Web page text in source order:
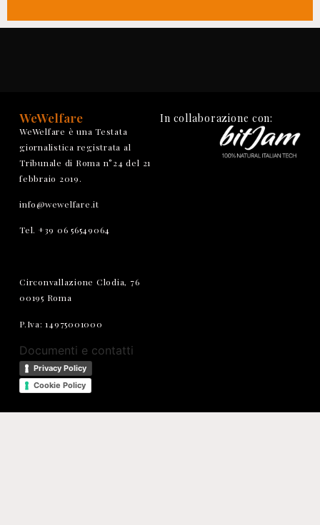
WeWelfare
WeWelfare è una Testata
giornalistica registrata al
Tribunale di Roma n°24 del 21
febbraio 2019.
info@wewelfare.it
Tel. +39 06 56549064
Circonvallazione Clodia, 76
00195 Roma
P.Iva: 14975001000
Documenti e contatti
Privacy Policy
Cookie Policy
In collaborazione con: